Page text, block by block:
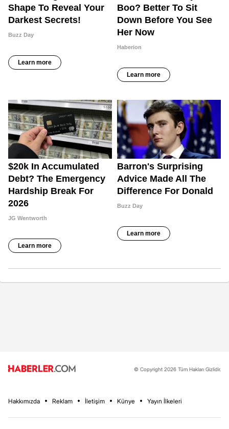
© Copyright 2026 Tüm Hakları Gizlidir.
Hakkımızda Reklam İletişim Künye Yayın İlkeleri